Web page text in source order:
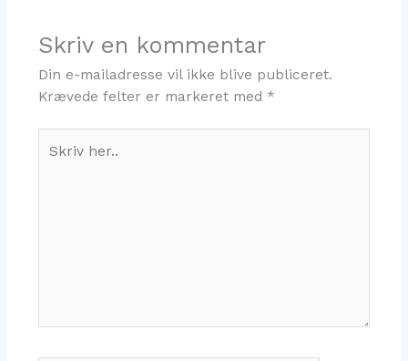
Skriv en kommentar
Din e-mailadresse vil ikke blive publiceret.
Krævede felter er markeret med *
her..